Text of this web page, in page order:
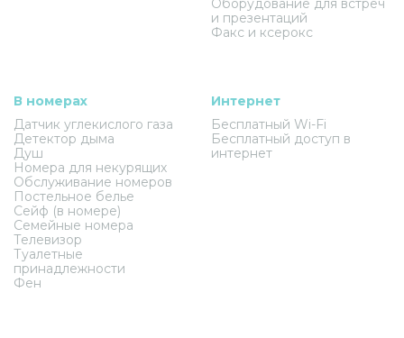
Оборудование для встреч
и презентаций
Факс и ксерокс
В номерах
Датчик углекислого газа
Детектор дыма
Душ
Номера для некурящих
Обслуживание номеров
Постельное белье
Сейф (в номере)
Семейные номера
Телевизор
Туалетные
принадлежности
Фен
Интернет
Бесплатный Wi-Fi
Бесплатный доступ в
интернет